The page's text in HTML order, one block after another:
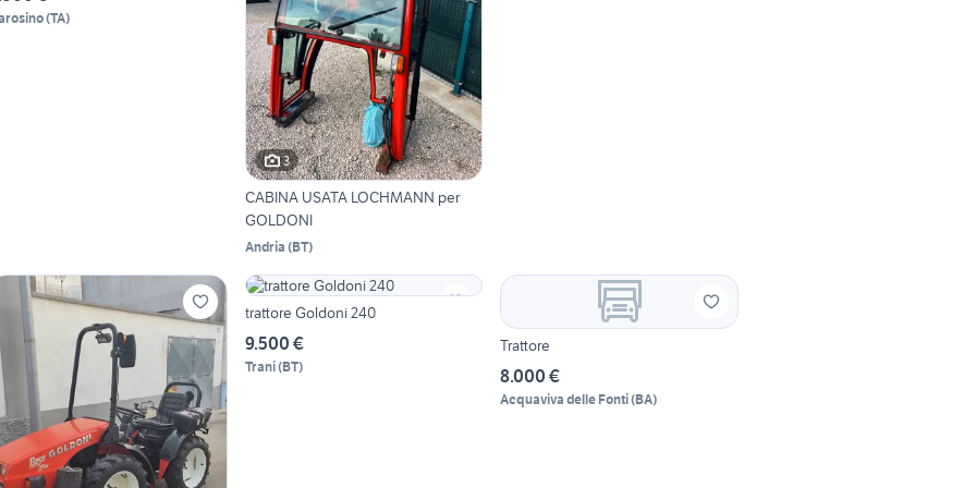
(TA)
3
CABINA USATA LOCHMANN per
GOLDONI
Andria (BT)
trattore Goldoni 240
9.500 €
Trani(BT)
Trattore
8.000 €
Acquaviva delle Fonti(BA)